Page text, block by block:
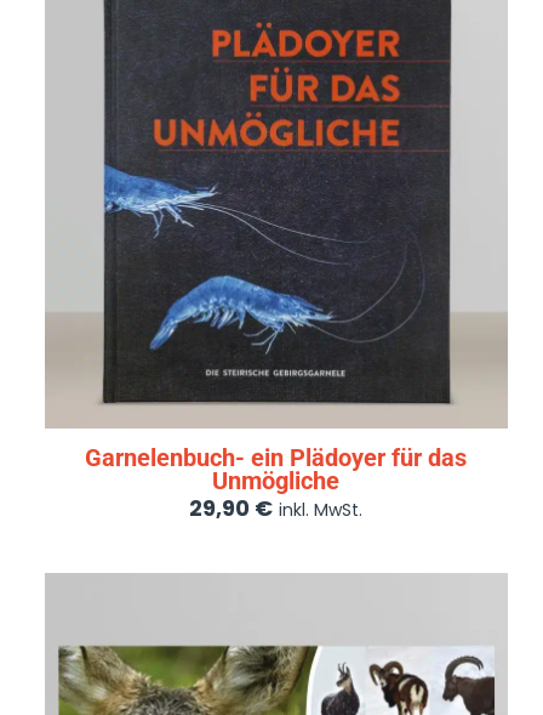
Garnelenbuch- ein Plädoyer für das
Unmögliche
29,90 € inkl. MwSt.